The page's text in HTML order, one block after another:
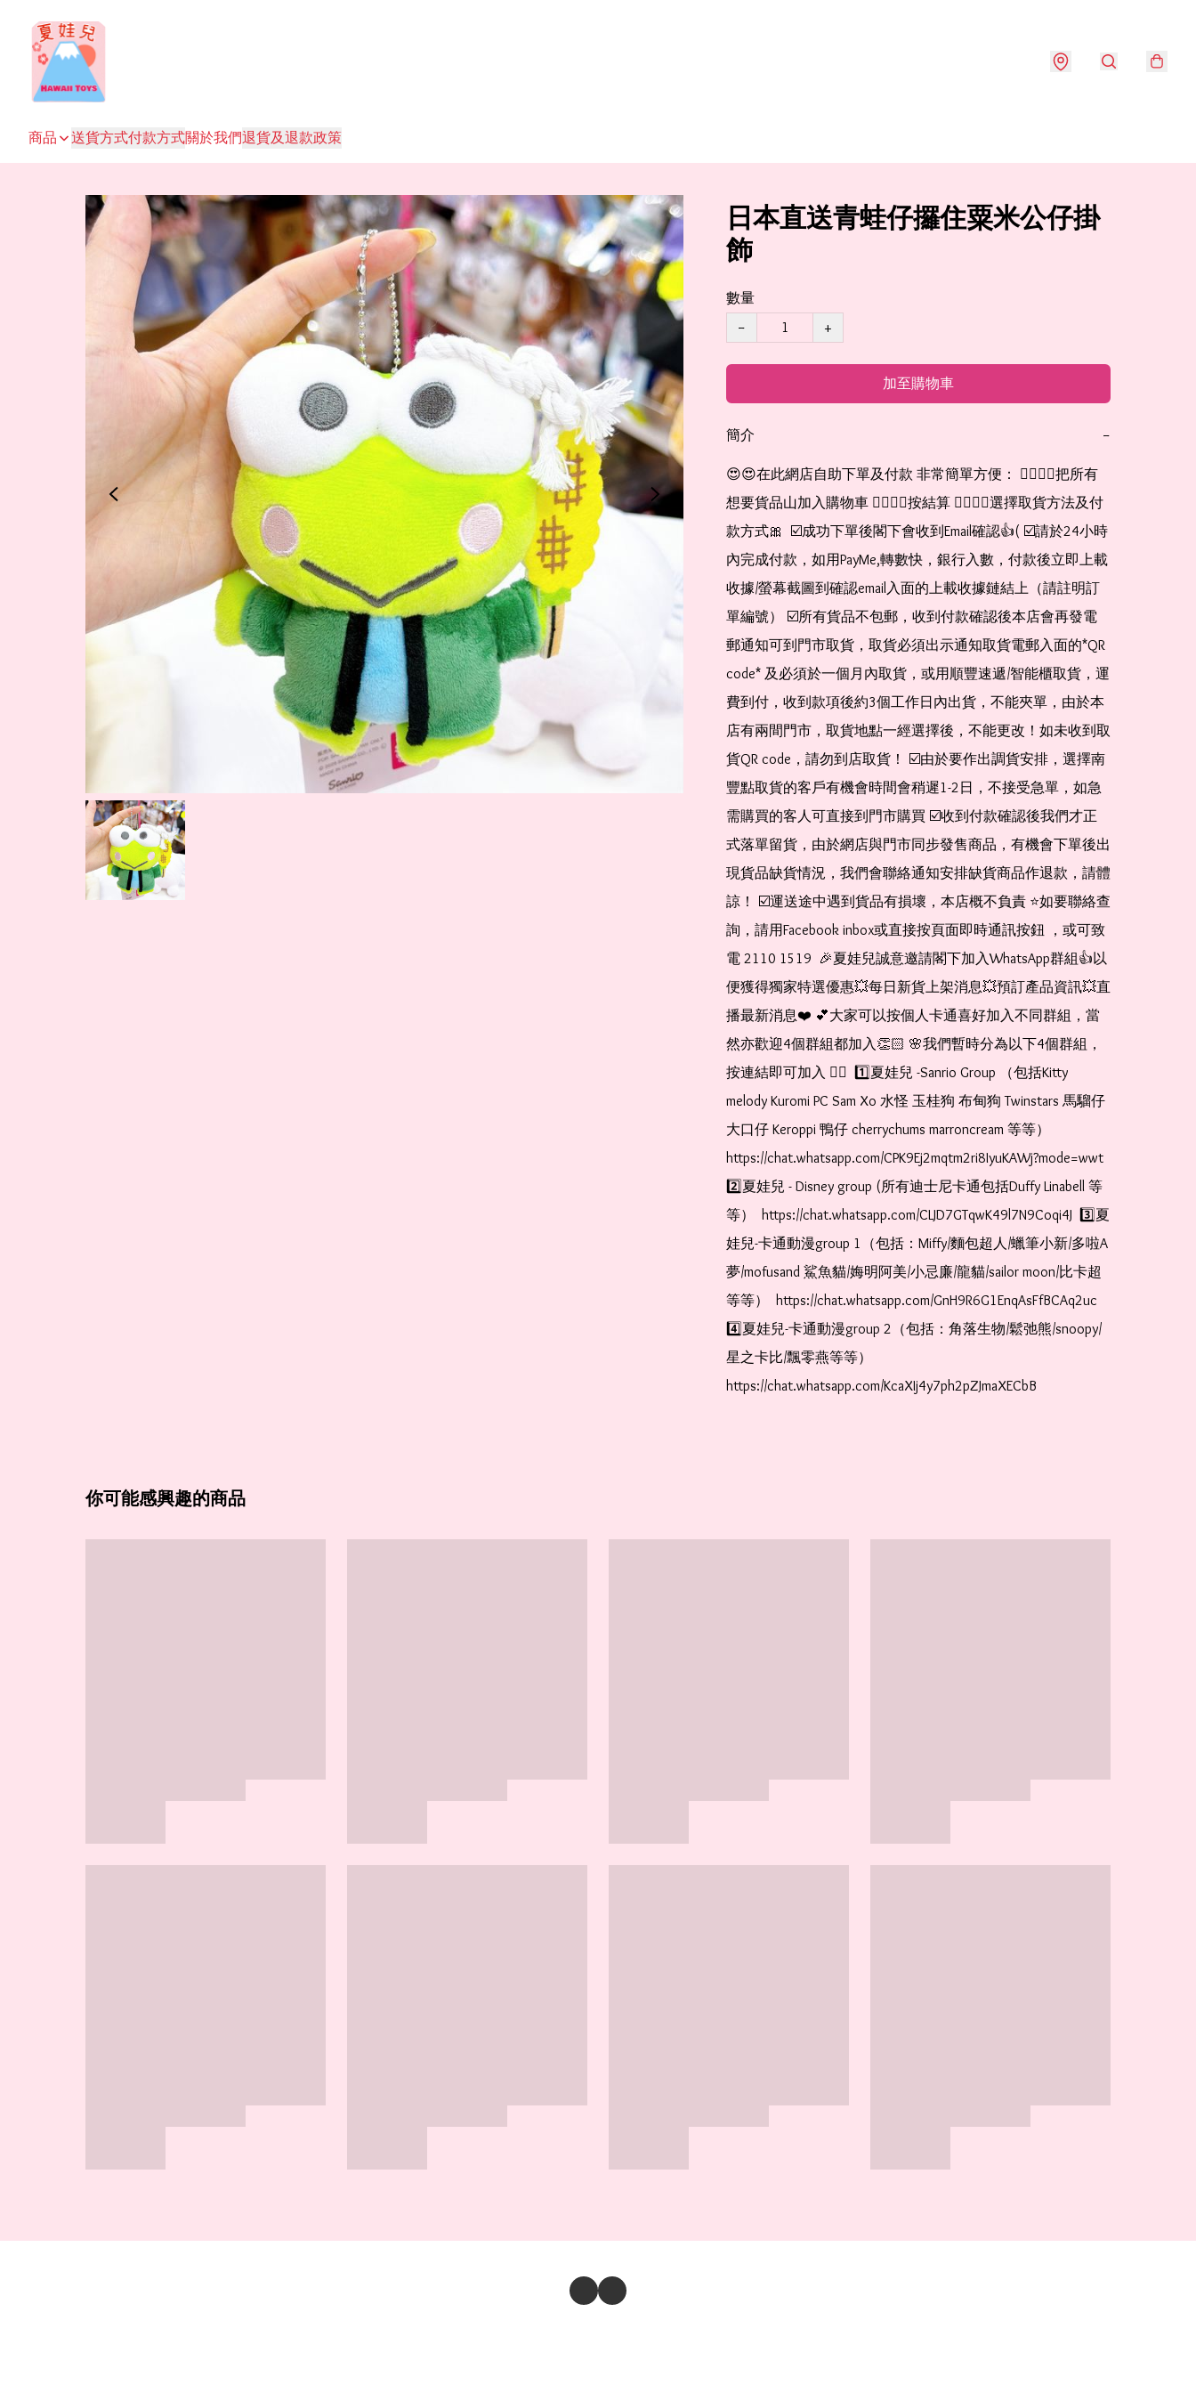
商品 送貨方式付款方式關於我們退貨及退款政策
日本直送青蛙仔攞住粟米公仔掛
飾
數量
−
+
加至購物車
簡介 −
😍😍在此網店自助下單及付款 非常簡單方便： 👉🏻👉🏻把所有
想要貨品山加入購物車 👉🏻👉🏻按結算 👉🏻👉🏻選擇取貨方法及付
款方式🎀  ☑️成功下單後閣下會收到Email確認👍( ☑️請於24小時
內完成付款，如用PayMe,轉數快，銀行入數，付款後立即上載
收據/螢幕截圖到確認email入面的上載收據鏈結上（請註明訂
單編號） ☑️所有貨品不包郵，收到付款確認後本店會再發電
郵通知可到門市取貨，取貨必須出示通知取貨電郵入面的*QR
code* 及必須於一個月內取貨，或用順豐速遞/智能櫃取貨，運
費到付，收到款項後約3個工作日內出貨，不能夾單，由於本
店有兩間門市，取貨地點一經選擇後，不能更改！如未收到取
貨QR code，請勿到店取貨！ ☑️由於要作出調貨安排，選擇南
豐點取貨的客戶有機會時間會稍遲1-2日，不接受急單，如急
需購買的客人可直接到門市購買 ☑️收到付款確認後我們才正
式落單留貨，由於網店與門市同步發售商品，有機會下單後出
現貨品缺貨情況，我們會聯絡通知安排缺貨商品作退款，請體
諒！ ☑️運送途中遇到貨品有損壞，本店概不負責 ⭐️如要聯絡查
詢，請用Facebook inbox或直接按頁面即時通訊按鈕 ，或可致
電 2110 1519  🎉夏娃兒誠意邀請閣下加入WhatsApp群組👍以
便獲得獨家特選優惠💥每日新貨上架消息💥預訂產品資訊💥直
播最新消息❤️ 💕大家可以按個人卡通喜好加入不同群組，當
然亦歡迎4個群組都加入👏🏻 🌸我們暫時分為以下4個群組，
按連結即可加入 👇🏻  1️⃣夏娃兒 -Sanrio Group （包括Kitty
melody Kuromi PC Sam Xo 水怪 玉桂狗 布甸狗 Twinstars 馬騮仔
大口仔 Keroppi 鴨仔 cherrychums marroncream 等等）
https://chat.whatsapp.com/CPK9Ej2mqtm2ri8IyuKAWj?mode=wwt
2️⃣夏娃兒 - Disney group (所有迪士尼卡通包括Duffy Linabell 等
等）  https://chat.whatsapp.com/CLJD7GTqwK49l7N9Coqi4J  3️⃣夏
娃兒-卡通動漫group 1（包括：Miffy/麵包超人/蠟筆小新/多啦A
夢/mofusand 鯊魚貓/娒明阿美/小忌廉/龍貓/sailor moon/比卡超
等等）  https://chat.whatsapp.com/GnH9R6G1EnqAsFfBCAq2uc
4️⃣夏娃兒-卡通動漫group 2（包括：角落生物/鬆弛熊/snoopy/
星之卡比/飄零燕等等）
https://chat.whatsapp.com/KcaXIj4y7ph2pZJmaXECbB
你可能感興趣的商品